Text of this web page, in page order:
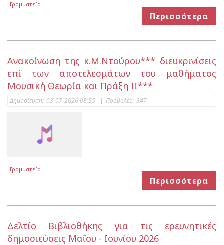
Γραμματεία
Περισσότερα
Ανακοίνωση της κ.Μ.Ντούρου*** διευκρινίσεις
επί των αποτελεσμάτων του μαθήματος
Μουσική Θεωρία και Πράξη ΙΙ***
Δημοσίευση: 03-07-2026 08:55 Προβολές: 347
Γραμματεία
Περισσότερα
Δελτίο Βιβλιοθήκης για τις ερευνητικές
δημοσιεύσεις Μαΐου - Ιουνίου 2026